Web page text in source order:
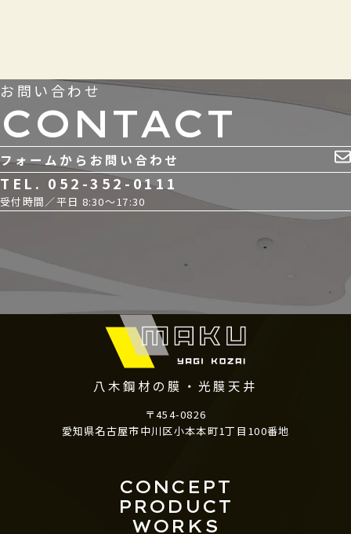
お問い合わせ
CONTACT
フォームからお問い合わせ
TEL. 052-352-0111
受付時間／平日 8:30〜17:30
八木鋼材の膜・光膜天井
〒454-0826
愛知県名古屋市中川区小本本町1丁目100番地
CONCEPT
PRODUCT
WORKS